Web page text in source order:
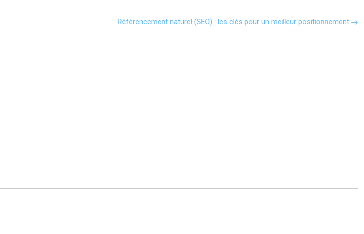
Référencement naturel (SEO) : les clés pour un meilleur positionnement